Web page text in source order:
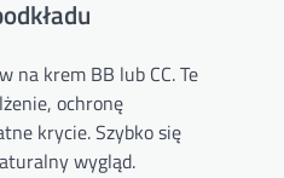
na krem BB lub CC. Te
ochronę
krycie. Szybko się
wygląd.